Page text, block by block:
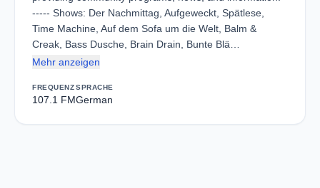
----- Shows: Der Nachmittag, Aufgeweckt, Spätlese,
Time Machine, Auf dem Sofa um die Welt, Balm &
Creak, Bass Dusche, Brain Drain, Bunte Blä…
Mehr anzeigen
FREQUENZ
107.1 FM
SPRACHE
German